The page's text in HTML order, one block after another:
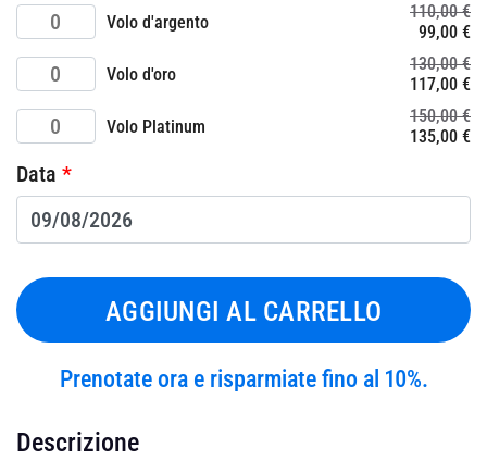
Silver
Flight
quantità
Volo d'argento 110,00€
Il
prezzo
originale
era:
110,00 €.
99,00 €Il
è:
Golden
Flight
quantità
Volo d'oro 130,00€
Il
prezzo
originale
era:
117,00 €Il
è:
Platinum
Flight
Volo Platinum 150,00€
Il
era:
135,00 €Il
è:
Data *
AGGIUNGI AL CARRELLO
Prenotate ora e risparmiate fino al 10%.
Descrizione